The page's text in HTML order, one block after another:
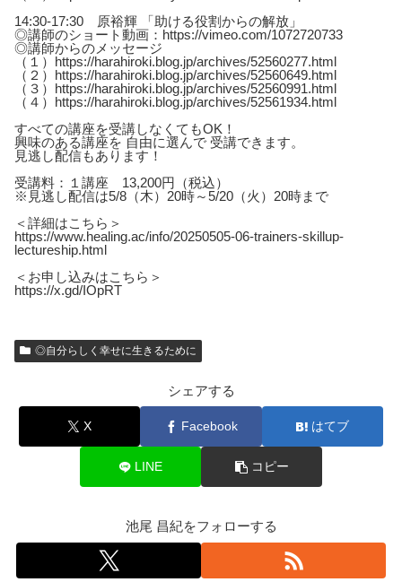
14:30-17:30 原裕輝 「助ける役割からの解放」
◎講師のショート動画：https://vimeo.com/1072720733
◎講師からのメッセージ
（１）https://harahiroki.blog.jp/archives/52560277.html
（２）https://harahiroki.blog.jp/archives/52560649.html
（３）https://harahiroki.blog.jp/archives/52560991.html
（４）https://harahiroki.blog.jp/archives/52561934.html
すべての講座を受講しなくてもOK！
興味のある講座を 自由に選んで 受講できます。
見逃し配信もあります！
受講料：１講座 13,200円（税込）
※見逃し配信は5/8（木）20時～5/20（火）20時まで
＜詳細はこちら＞
https://www.healing.ac/info/20250505-06-trainers-skillup-
lectureship.html
＜お申し込みはこちら＞
https://x.gd/IOpRT
◎自分らしく幸せに生きるために
シェアする
X Facebook はてブ
LINE コピー
池尾 昌紀をフォローする